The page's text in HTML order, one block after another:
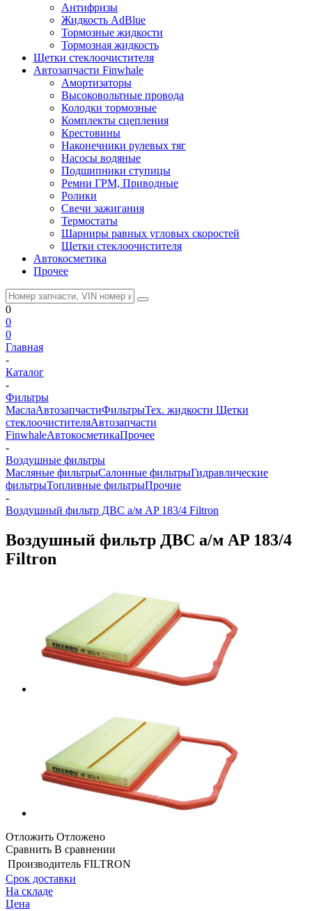
Антифризы
Жидкость AdBlue
Тормозные жидкости
Тормозная жидкость
Щетки стеклоочистителя
Автозапчасти Finwhale
Амортизаторы
Высоковольтные провода
Колодки тормозные
Комплекты сцепления
Крестовины
Наконечники рулевых тяг
Насосы водяные
Подшипники ступицы
Ремни ГРМ, Приводные
Ролики
Свечи зажигания
Термостаты
Шарниры равных угловых скоростей
Щетки стеклоочистителя
Автокосметика
Прочее
0
0
0
Главная
-
Каталог
-
Фильтры
МаслаАвтозапчастиФильтрыТех. жидкости Щетки
стеклоочистителяАвтозапчасти
FinwhaleАвтокосметикаПрочее
-
Воздушные фильтры
Масляные фильтрыСалонные фильтрыГидравлические
фильтрыТопливные фильтрыПрочие
-
Воздушный фильтр ДВС а/м AP 183/4 Filtron
Воздушный фильтр ДВС а/м AP 183/4
Filtron
Отложить Отложено
Сравнить В сравнении
Производитель FILTRON
Срок доставки
На складе
Цена